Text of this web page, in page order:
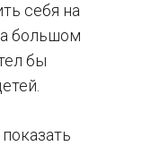
себя на
большом
бы